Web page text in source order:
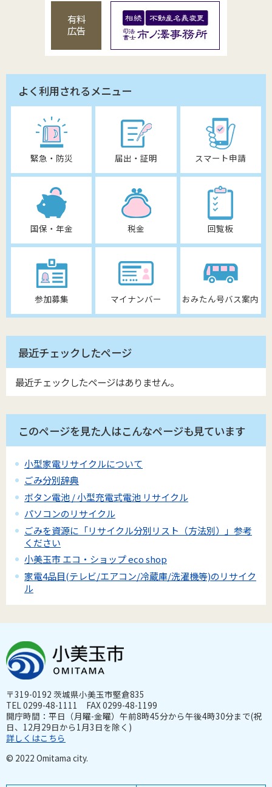
有料
広告
よく利用されるメニュー
緊急・防災 届出・証明 スマート申請
国保・年金 税金 回覧板
参加募集 マイナンバー おみたん号バス案内
最近チェックしたページ
最近チェックしたページはありません。
このページを見た人はこんなページも見ています
小型家電リサイクルについて
ごみ分別辞典
ボタン電池 / 小型充電式電池 リサイクル
パソコンのリサイクル
ごみを資源に「リサイクル分別リスト（方法別）」参考
ください
小美玉市 エコ・ショップ eco shop
家電4品目(テレビ/エアコン/冷蔵庫/洗濯機等)のリサイク
ル
〒319-0192 茨城県小美玉市堅倉835
TEL 0299-48-1111 FAX 0299-48-1199
開庁時間：平日（月曜-金曜）午前8時45分から午後4時30分まで(祝
日、12月29日から1月3日を除く)
詳しくはこちら
© 2022 Omitama city.